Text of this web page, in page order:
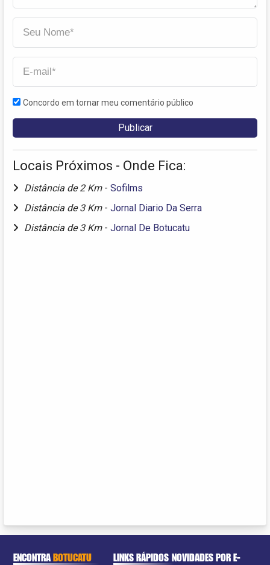
Concordo em tornar meu comentário público
Locais Próximos - Onde Fica:
Distância de 2 Km - Sofilms
Distância de 3 Km - Jornal Diario Da Serra
Distância de 3 Km - Jornal De Botucatu
ENCONTRABOTUCATU LINKS RÁPIDOS NOVIDADES POR E-